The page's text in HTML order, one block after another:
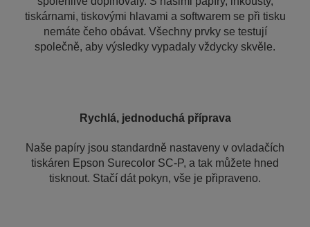
tiskárnami, tiskovými hlavami a softwarem se při tisku
nemáte čeho obávat. Všechny prvky se testují
společně, aby výsledky vypadaly vždycky skvěle.
Rychlá, jednoduchá příprava
Naše papíry jsou standardně nastaveny v ovladačích
tiskáren Epson Surecolor SC-P, a tak můžete hned
tisknout. Stačí dát pokyn, vše je připraveno.